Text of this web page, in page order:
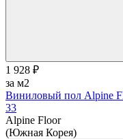
1 928 ₽
за м2
Виниловый пол Alpine
33
Alpine Floor
(Южная Корея)